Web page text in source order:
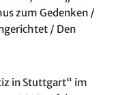
zum Gedenken /
/ Den
in Stuttgart“ im